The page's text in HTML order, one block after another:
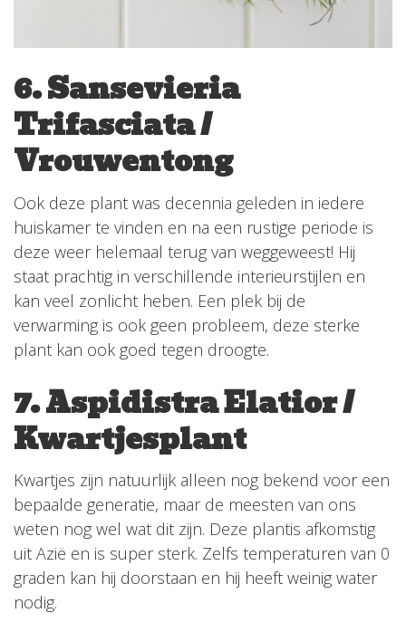
6. Sansevieria
Trifasciata /
Vrouwentong
Ook deze plant was decennia geleden in iedere
huiskamer te vinden en na een rustige periode is
deze weer helemaal terug van weggeweest! Hij
staat prachtig in verschillende interieurstijlen en
kan veel zonlicht heben. Een plek bij de
verwarming is ook geen probleem, deze sterke
plant kan ook goed tegen droogte.
7. Aspidistra Elatior /
Kwartjesplant
Kwartjes zijn natuurlijk alleen nog bekend voor een
bepaalde generatie, maar de meesten van ons
weten nog wel wat dit zijn. Deze plantis afkomstig
uit Azië en is super sterk. Zelfs temperaturen van 0
graden kan hij doorstaan en hij heeft weinig water
nodig.